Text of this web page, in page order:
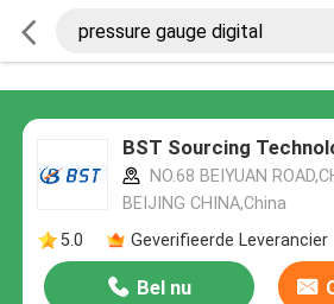
BST Sourcing
NO.68 BEIYUAN
BEIJING CHINA,China
5.0
Geverifieerde Leverancier
Bel nu